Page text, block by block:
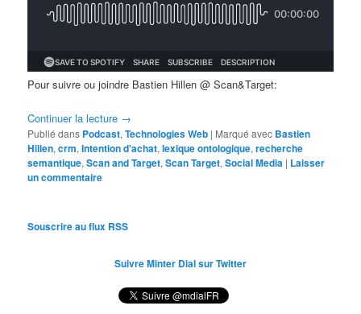
Pour suivre ou joindre Bastien Hillen @ Scan&Target:
Continuer la lecture →
Publié dans Podcast,Technologies Web | Marqué avec Bastien
Hillen,crm,Intention d'achat,lexique ontologique,recherche
semantique,Scan and Target,Scan Target,Social Media | Laisser
un commentaire
Souscrire au flux RSS
Suivre Minter Dial sur Twitter